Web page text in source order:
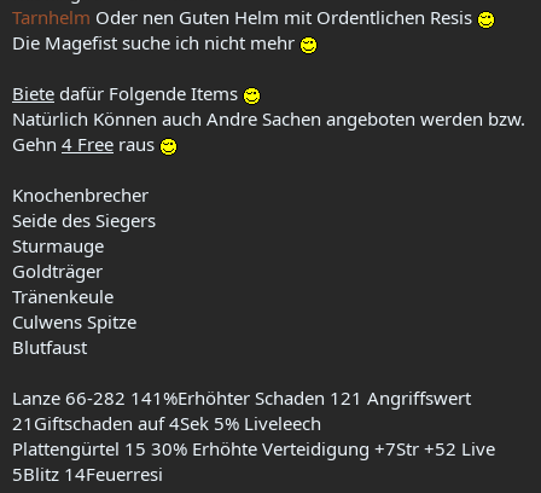
Tarnhelm Oder nen Guten Helm mit Ordentlichen Resis
Die Magefist suche ich nicht mehr
Biete dafür Folgende Items
Natürlich Können auch Andre Sachen angeboten werden bzw.
Gehn 4 Free raus
Knochenbrecher
Seide des Siegers
Sturmauge
Goldträger
Tränenkeule
Culwens Spitze
Blutfaust
Lanze 66-282 141%Erhöhter Schaden 121 Angriffswert
21Giftschaden auf 4Sek 5% Liveleech
Plattengürtel 15 30% Erhöhte Verteidigung +7Str +52 Live
5Blitz 14Feuerresi